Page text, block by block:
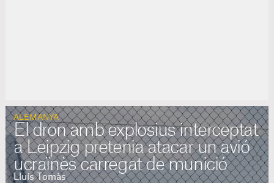
ALEMANYA
El dron amb explosius interceptat
a Leipzig pretenia atacar un avió
ucraïnès carregat de munició
Lluís Tomàs